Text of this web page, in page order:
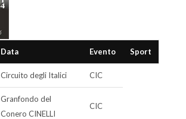
Data Evento Sport
Circuito degli Italici CIC
Granfondo del
Conero CINELLI
CIC